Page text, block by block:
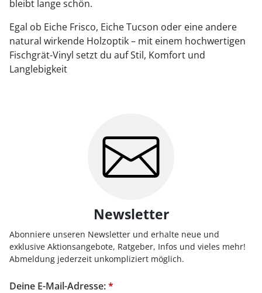
bleibt lange schön.
Egal ob Eiche Frisco, Eiche Tucson oder eine andere
natural wirkende Holzoptik – mit einem hochwertigen
Fischgrät-Vinyl setzt du auf Stil, Komfort und
Langlebigkeit
Newsletter
Abonniere unseren Newsletter und erhalte neue und
exklusive Aktionsangebote, Ratgeber, Infos und vieles mehr!
Abmeldung jederzeit unkompliziert möglich.
Deine E-Mail-Adresse:*